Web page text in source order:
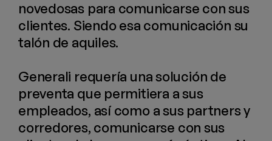
novedosas para comunicarse con sus
clientes. Siendo esa comunicación su
talón de aquiles.
Generali requería una solución de
preventa que permitiera a sus
empleados, así como a sus partners y
corredores, comunicarse con sus